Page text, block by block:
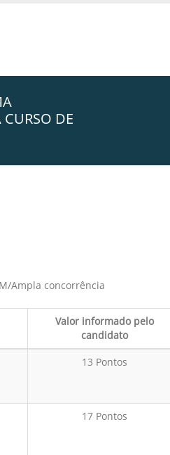
DE
Ampla concorrência
Valor informado pelo
candidato
13 Pontos
17 Pontos